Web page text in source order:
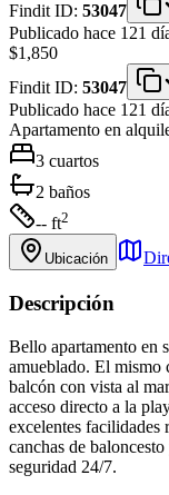
Findit ID: 53047
Publicado hace 121
$1,850
Findit ID: 53047
Publicado hace 121
Apartamento en
3 cuartos
2 baños
-- ft2
Ubicación
Descripción
Bello apartamento en
amueblado. El mismo
balcón con vista al
acceso directo a la
excelentes facilidades
canchas de
seguridad 24/7.